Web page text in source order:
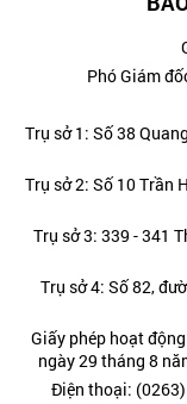
Phó Giám
Trụ sở 1: Số 38
Trụ sở 2: Số 10 Trần
Trụ sở 3: 339 - 341
Trụ sở 4: Số 82,
Giấy phép hoạt
ngày 29 tháng 8
Điện thoại: